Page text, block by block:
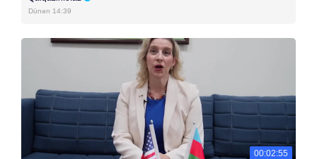
Dünən 14:39
00:02:55